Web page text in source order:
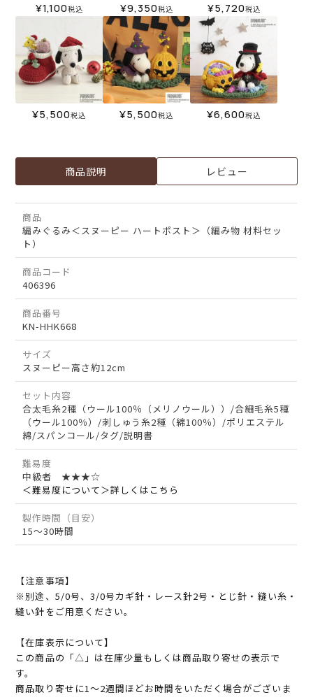
¥1,100税込 ¥9,350税込 ¥5,720税込
¥5,500税込 ¥5,500税込 ¥6,600税込
商品説明 レビュー
商品
編みぐるみ＜スヌーピー ハートポスト＞（編み物 材料セッ
ト）
商品コード
406396
商品番号
KN-HHK668
サイズ
スヌーピー高さ約12cm
セット内容
合太毛糸2種（ウール100％（メリノウール））/合細毛糸5種
（ウール100％）/刺しゅう糸2種（綿100％）/ポリエステル
綿/スパンコール/タグ/説明書
難易度
中級者 ★★★☆
＜難易度について＞詳しくはこちら
製作時間（目安）
15～30時間
【注意事項】
※別途、5/0号、3/0号カギ針・レース針2号・とじ針・縫い糸・
縫い針をご用意ください。
【在庫表示について】
この商品の「△」は在庫少量もしくは商品取り寄せの表示で
す。
商品取り寄せに1～2週間ほどお時間をいただく場合がございま